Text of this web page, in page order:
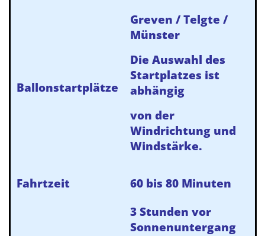
Ballonstartplätze
Greven / Telgte /
Münster
Die Auswahl des
Startplatzes ist
abhängig
von der
Windrichtung und
Windstärke.
Fahrtzeit 60 bis 80 Minuten
3 Stunden vor
Sonnenuntergang